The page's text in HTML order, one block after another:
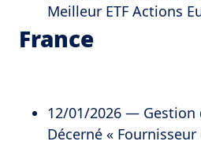
Meilleur ETF Actions
France
12/01/2026 — Gestion
Décerné « Fournisseur